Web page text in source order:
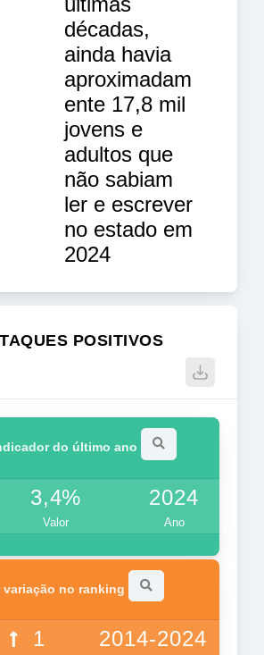
décadas,
ainda havia
aproximadam
ente 17,8 mil
jovens e
adultos que
não sabiam
ler e escrever
no estado em
2024
POSITIVOS
do último ano
3,4%
Valor
2024
Ano
variação no ranking
1 2014-2024